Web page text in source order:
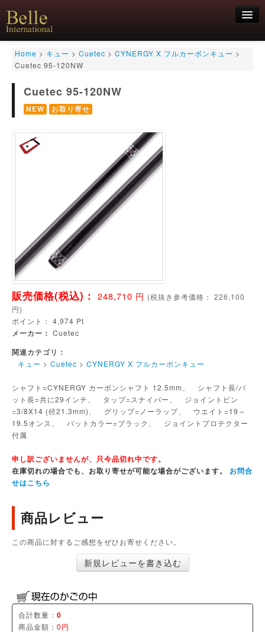
新規会員登録
HOME
キュー
シャフト
キューケース
お気軽にお問合せくださいませ！
Home > キュー > Cuetec > CYNERGY X フルカーボンキュー >
Cuetec 95-120NW
Cuetec 95-120NW
NEW お取り寄せ
販売価格(税込)： 248,710 円 (税抜き参考価格： 226,100
円)
ポイント： 4,974 Pt
メーカー： Cuetec
関連カテゴリ：
キュー > Cuetec > CYNERGY X フルカーボンキュー
シャフト=CYNERGY カーボンシャフト 12.5mm、 シャフト長/バ
ット長=共に29インチ、 タップ=スナイパー、 ジョイントピン
=3/8X14 (径21.3mm)、 グリップ=ノーラップ、 ウエイト=19～
19.5オンス、 バットカラー=ブラック、 ジョイントプロテクター
付属
申し訳ございませんが、只今品切れ中です。
在庫切れの場合でも、お取り寄せが可能な場合がございます。 お問合
せはこちら
商品レビュー
この商品に対するご感想をぜひお寄せください。
新規レビューを書き込む
合計数量： 0
商品金額： 0円